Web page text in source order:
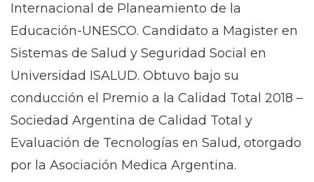
Internacional de Planeamiento de la
Educación-UNESCO. Candidato a Magister en
Sistemas de Salud y Seguridad Social en
Universidad ISALUD. Obtuvo bajo su
conducción el Premio a la Calidad Total 2018 –
Sociedad Argentina de Calidad Total y
Evaluación de Tecnologías en Salud, otorgado
por la Asociación Medica Argentina.